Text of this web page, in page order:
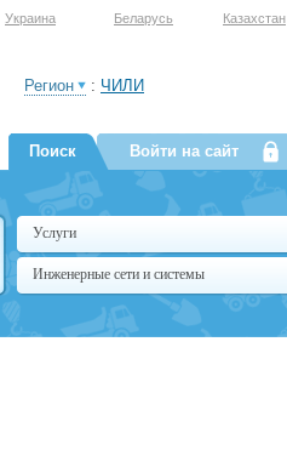
Украина Беларусь Казахстан
Регион : ЧИЛИ
Поиск Войти на сайт
Услуги
Инженерные сети и системы